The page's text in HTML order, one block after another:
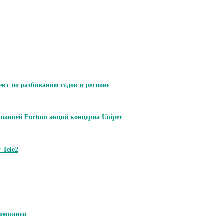
по разбиванию садов в регионе
Fortum акций концерна Uniper
Tele2